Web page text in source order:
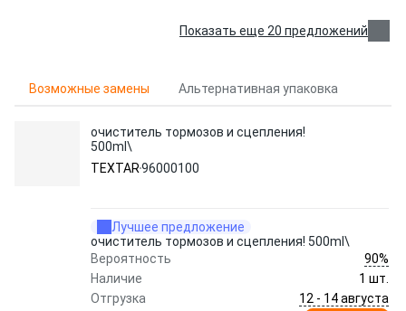
Показать еще 20 предложений
Возможные замены Альтернативная упаковка
очиститель тормозов и сцепления!
500ml\
TEXTAR96000100
Лучшее предложение
очиститель тормозов и сцепления! 500ml\
Вероятность
90%
Наличие
1 шт.
Отгрузка
12 - 14 августа